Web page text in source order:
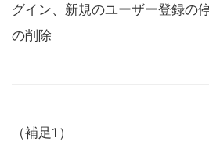
グイン、新規のユーザー登録の
の削除
（補足1）